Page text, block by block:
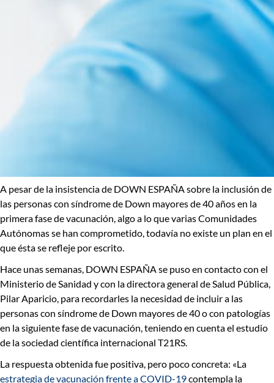
A pesar de la insistencia de DOWN ESPAÑA sobre la inclusión de
las personas con síndrome de Down mayores de 40 años en la
primera fase de vacunación,algo a lo que varias Comunidades
Autónomas se han comprometido, todavía no existe un plan en el
que ésta se refleje por escrito.
Hace unas semanas, DOWN ESPAÑA se puso en contacto con el
Ministerio de Sanidad y con la directora general de Salud Pública,
Pilar Aparicio, para recordarles la necesidad de incluir a las
personas con síndrome de Down mayores de 40 o con patologías
en la siguiente fase de vacunación, teniendo en cuenta el estudio
de la sociedad científica internacional T21RS.
La respuesta obtenida fue positiva, pero poco concreta: «La
estrategia de vacunación frente a COVID-19contempla la